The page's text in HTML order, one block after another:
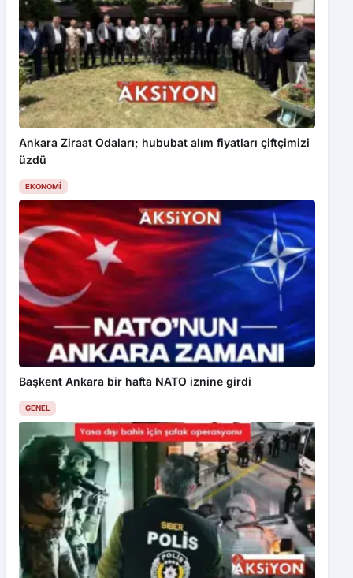
Ankara Ziraat Odaları; hububat alım fiyatları çiftçimizi
üzdü
EKONOMI
Başkent Ankara bir hafta NATO iznine girdi
GENEL